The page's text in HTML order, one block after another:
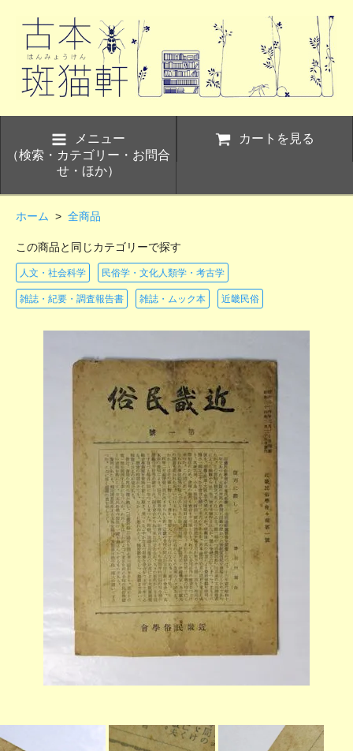
メニュー
（検索・カテゴリー・お問合
せ・ほか）
カートを見る
ホーム > 全商品
この商品と同じカテゴリーで探す
人文・社会科学 民俗学・文化人類学・考古学
雑誌・紀要・調査報告書 雑誌・ムック本 近畿民俗